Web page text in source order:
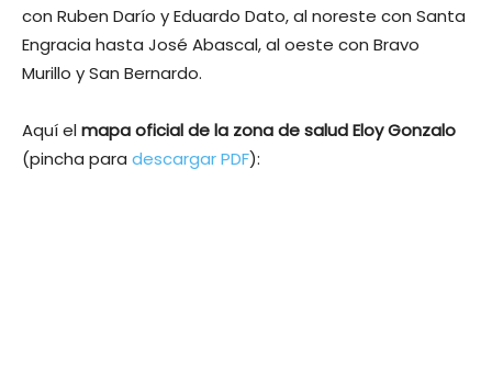
con Ruben Darío y Eduardo Dato, al noreste con Santa
Engracia hasta José Abascal, al oeste con Bravo
Murillo y San Bernardo.
Aquí elmapa oficial de la zona de salud Eloy Gonzalo
(pincha para descargar PDF):